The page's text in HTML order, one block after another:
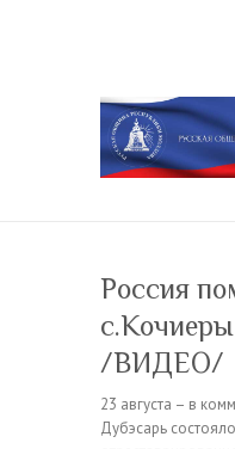
Россия
/ВИДЕО/
23 августа – в
Дубэсарь